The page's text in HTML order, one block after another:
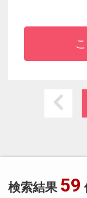
検索結果 59
※2026年1月
・１人１泊
・１人１泊
→【全県】１